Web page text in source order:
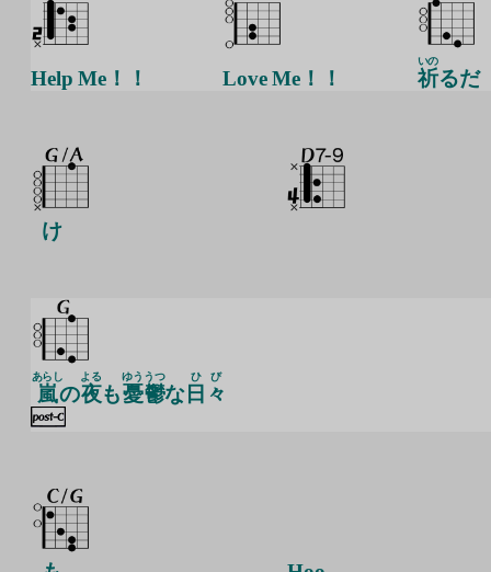
Help Me！！ Love Me！！ 祈
いの
るだ
け
嵐
あらし
の夜
よる
も憂
ゆう
鬱
うつ
な 日々
ひび